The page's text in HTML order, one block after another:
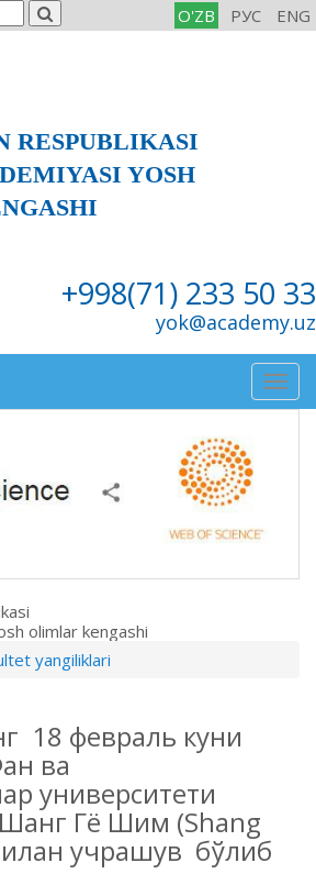
O'ZB РУС ENG
RESPUBLIKASI
YOSH
+998(71) 233 50 33
yok@academy.uz
olimlar kengashi
yangiliklari
18 февраль куни
ва
университети
Гё Шим (Shang
учрашув бўлиб